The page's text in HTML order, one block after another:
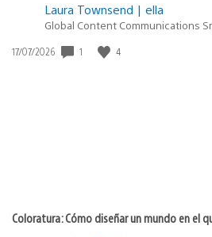
Laura Townsend | ella
Global Content Communications
Fecha
17/07/2026 1 4
Coloratura: Cómo diseñar un mundo en el